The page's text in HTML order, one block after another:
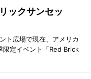
ックサンセッ
ト広場で現在、アメリカ
限定イベント「Red Brick